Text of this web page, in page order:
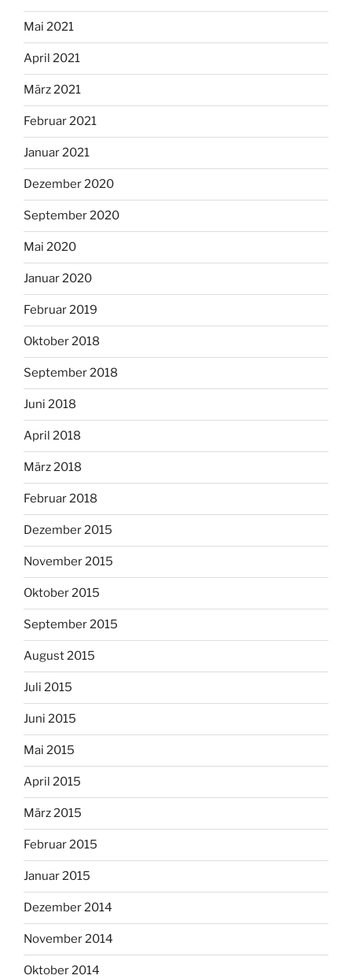
Mai 2021
April 2021
März 2021
Februar 2021
Januar 2021
Dezember 2020
September 2020
Mai 2020
Januar 2020
Februar 2019
Oktober 2018
September 2018
Juni 2018
April 2018
März 2018
Februar 2018
Dezember 2015
November 2015
Oktober 2015
September 2015
August 2015
Juli 2015
Juni 2015
Mai 2015
April 2015
März 2015
Februar 2015
Januar 2015
Dezember 2014
November 2014
Oktober 2014